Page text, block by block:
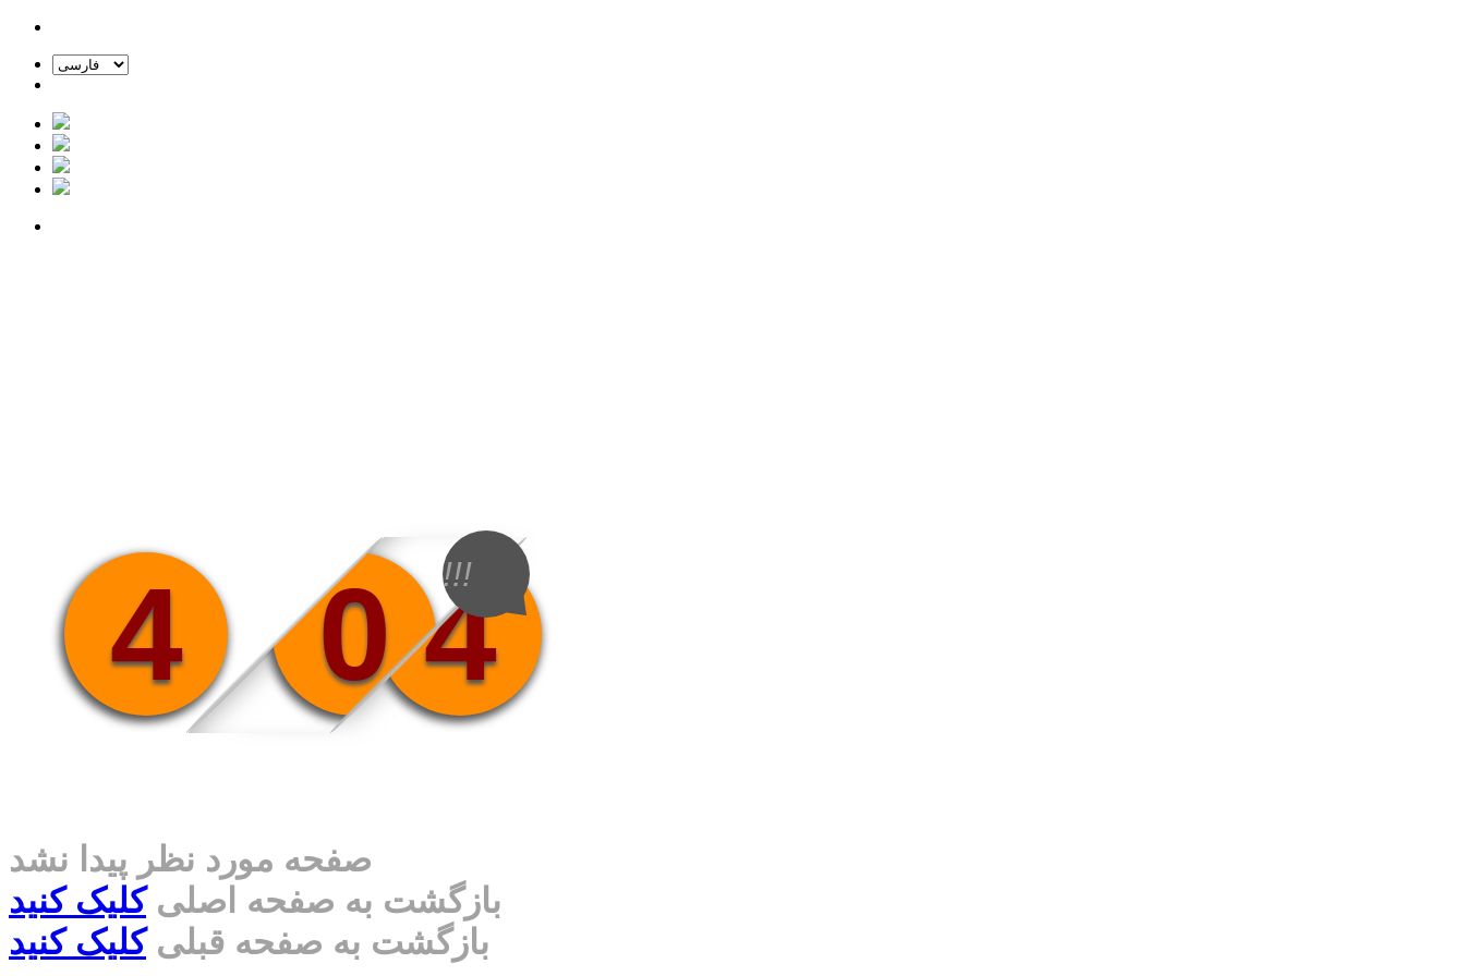
4 0 4
!!!
صفحه مورد نظر پیدا نشد
بازگشت به صفحه اصلیکلیک کنید
بازگشت به صفحه قبلیکلیک کنید